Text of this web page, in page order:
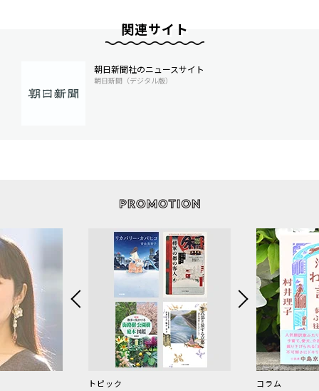
関連サイト
朝日新聞社のニュースサイト
朝日新聞（デジタル版）
トピック コラム